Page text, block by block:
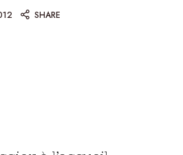
SHARE